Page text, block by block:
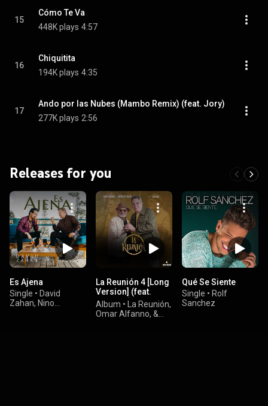
15
Cómo Te Va
448K plays 4:57
16
Chiquitita
194K plays 4:35
17
Ando por las Nubes (Mambo Remix) (feat. Jory)
277K plays 2:56
Releases for you
Es Ajena
Single • David
Zahan, Nino
La Reunión 4 [Long
Version] (feat.
Caceres)
Album • La Reunión,
Omar Alfanno, &
Qué Se Siente
Single • Rolf
Sanchez